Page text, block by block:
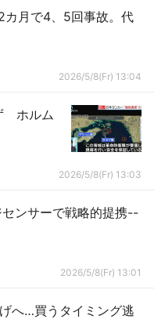
カ月で4、5回事故。代
2026/5/8(Fr) 13:04
ホルム
2026/5/8(Fr) 13:03
ンサーで戦略的提携--
2026/5/8(Fr) 13:01
へ…買うタイミング逃